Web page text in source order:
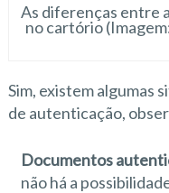
As diferenças entre
no cartório
Sim, existem algumas
de autenticação,
Documentos
não há a